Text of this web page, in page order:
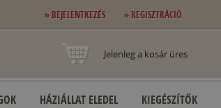
» BEJELENTKEZÉS » REGISZTRÁCIÓ
Jelenleg a kosár üres
HÁZIÁLLAT ELEDEL KIEGÉSZÍTŐK